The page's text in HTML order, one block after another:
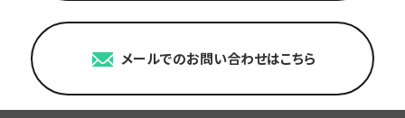
メールでのお問い合わせはこちら